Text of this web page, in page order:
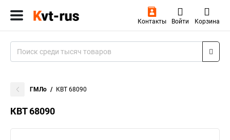
Контакты Войти Корзина
ГМЛо КВТ 68090
КВТ 68090